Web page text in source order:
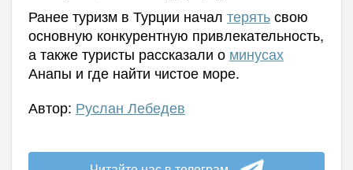
Ранее туризм в Турции начал терятьсвою
основную конкурентную привлекательность,
а также туристы рассказали о минусах
Анапы и где найти чистое море.
Автор: Руслан Лебедев